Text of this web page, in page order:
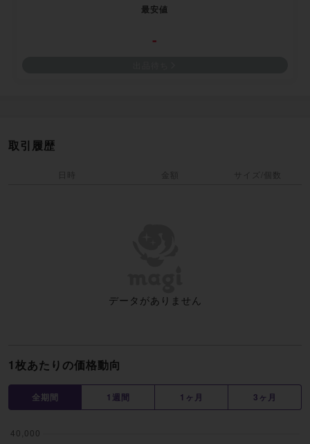
最安値
-
1枚あたりの価格動向
全期間 1週間 1ヶ月 3ヶ月
取引履歴
日時 金額 サイズ/個数
データがありません